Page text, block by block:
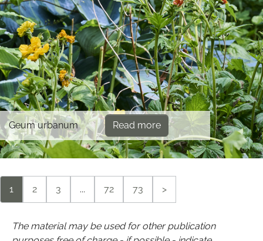
Geum urbanum Read more
1 2 3 ... 72 73 >
The material may be used for other publication